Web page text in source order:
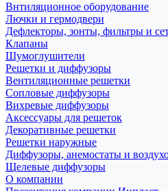
Внтиляционное оборудование
Лючки и гермодвери
Дефлекторы, зонты, фильтры и
Клапаны
Шумоглушители
Решетки и диффузоры
Вентиляционные решетки
Сопловые диффузоры
Вихревые диффузоры
Аксессуары для решеток
Декоративные решетки
Решетки наружные
Диффузоры, анемостаты и
Щелевые диффузоры
О компании